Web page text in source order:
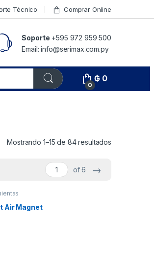
Técnico Comprar Online
Soporte +595 972 959 500
Email: info@serimax.com.py
0
₲ 0
Mostrando 1–15 de 84 resultados
of 6 →
Air Magnet